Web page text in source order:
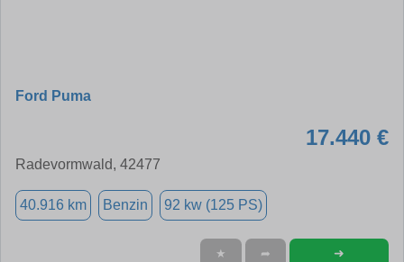
Ford Puma
17.440 €
Radevormwald, 42477
40.916 km Benzin 92 kw (125 PS)
★ ➦ ➜